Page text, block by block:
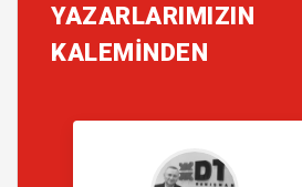
YAZARLARIMIZIN
KALEMİNDEN